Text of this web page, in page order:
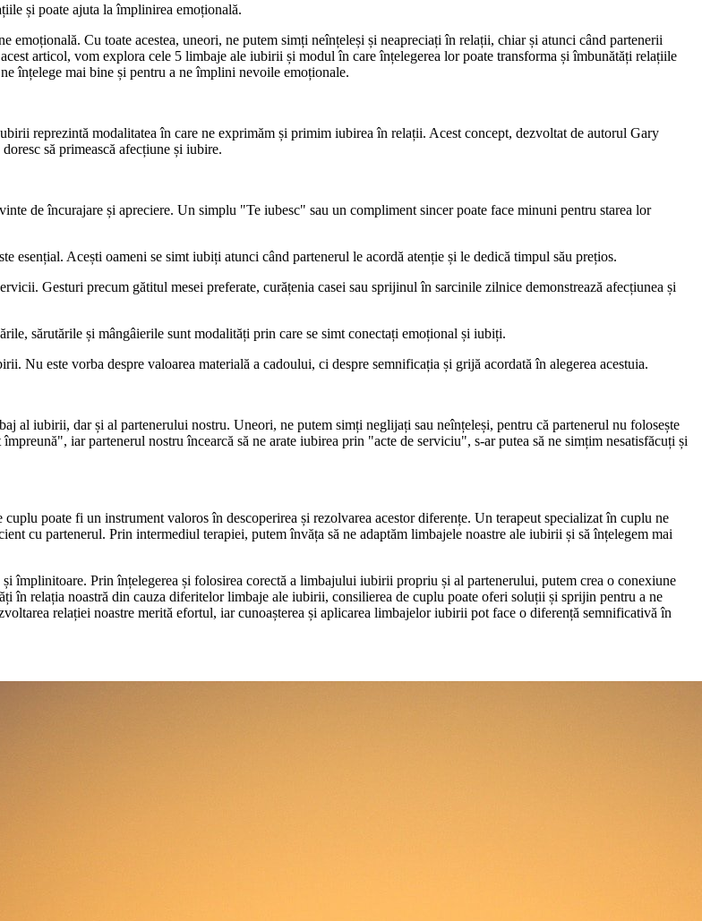
și poate ajuta la împlinirea emoțională.
emoțională. Cu toate acestea, uneori, ne putem simți neînțeleși și neapreciați în relații, chiar și atunci când partenerii
articol, vom explora cele 5 limbaje ale iubirii și modul în care înțelegerea lor poate transforma și îmbunătăți relațiile
înțelege mai bine și pentru a ne împlini nevoile emoționale.
reprezintă modalitatea în care ne exprimăm și primim iubirea în relații. Acest concept, dezvoltat de autorul Gary
să primească afecțiune și iubire.
de încurajare și apreciere. Un simplu "Te iubesc" sau un compliment sincer poate face minuni pentru starea lor
esențial. Acești oameni se simt iubiți atunci când partenerul le acordă atenție și le dedică timpul său prețios.
Gesturi precum gătitul mesei preferate, curățenia casei sau sprijinul în sarcinile zilnice demonstrează afecțiunea și
sărutările și mângâierile sunt modalități prin care se simt conectați emoțional și iubiți.
Nu este vorba despre valoarea materială a cadoului, ci despre semnificația și grijă acordată în alegerea acestuia.
al iubirii, dar și al partenerului nostru. Uneori, ne putem simți neglijați sau neînțeleși, pentru că partenerul nu folosește
iar partenerul nostru încearcă să ne arate iubirea prin "acte de serviciu", s-ar putea să ne simțim nesatisfăcuți și
poate fi un instrument valoros în descoperirea și rezolvarea acestor diferențe. Un terapeut specializat în cuplu ne
cu partenerul. Prin intermediul terapiei, putem învăța să ne adaptăm limbajele noastre ale iubirii și să înțelegem mai
împlinitoare. Prin înțelegerea și folosirea corectă a limbajului iubirii propriu și al partenerului, putem crea o conexiune
relația noastră din cauza diferitelor limbaje ale iubirii, consilierea de cuplu poate oferi soluții și sprijin pentru a ne
relației noastre merită efortul, iar cunoașterea și aplicarea limbajelor iubirii pot face o diferență semnificativă în